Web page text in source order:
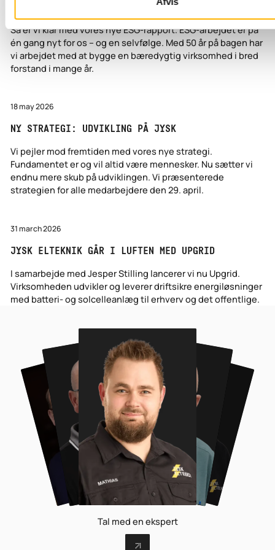
Så er vi klar med vores nye ESG-rapport. ESG-arbejdet er på
én gang nyt for os – og en selvfølge. Med 50 år på bagen har
vi arbejdet med at bygge en bæredygtig virksomhed i bred
forstand i mange år.
18 may 2026
NY STRATEGI: UDVIKLING PÅ JYSK
Vi pejler mod fremtiden med vores nye strategi.
Fundamentet er og vil altid være mennesker. Nu sætter vi
endnu mere skub på udviklingen. Vi præsenterede
strategien for alle medarbejdere den 29. april.
Ny strategi: Udvikling på Jysk
31 march 2026
JYSK ELTEKNIK GÅR I LUFTEN MED UPGRID
I samarbejde med Jesper Stilling lancerer vi nu Upgrid.
Virksomheden udvikler og leverer driftsikre energiløsninger
med batteri- og solcelleanlæg til erhverv og det offentlige.
Jysk Elteknik går i luften med Upgrid
Tal med en ekspert